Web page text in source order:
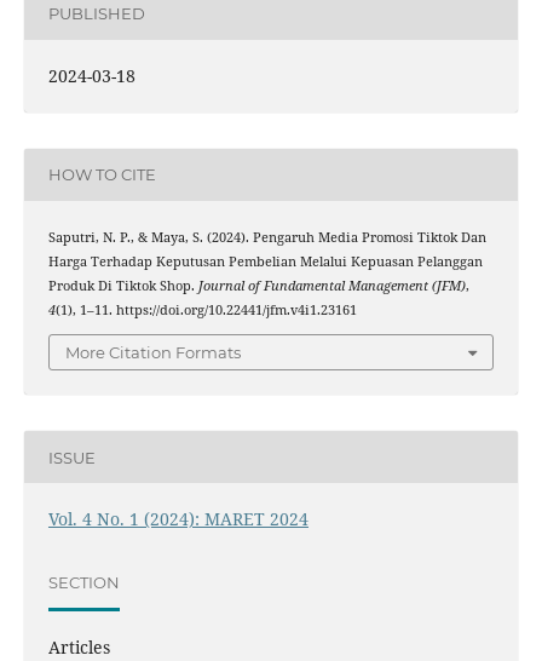
PUBLISHED
2024-03-18
HOW TO CITE
Saputri, N. P., & Maya, S. (2024). Pengaruh Media Promosi Tiktok Dan
Harga Terhadap Keputusan Pembelian Melalui Kepuasan Pelanggan
Produk Di Tiktok Shop. Journal of Fundamental Management (JFM),
4(1), 1–11. https://doi.org/10.22441/jfm.v4i1.23161
More Citation Formats
ISSUE
Vol. 4 No. 1 (2024): MARET 2024
SECTION
Articles